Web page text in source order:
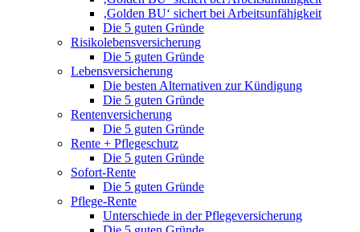
‚Golden BU‘ sichert bei Arbeitsunfähigkeit
Die 5 guten Gründe
Risikolebensversicherung
Die 5 guten Gründe
Lebensversicherung
Die besten Alternativen zur Kündigung
Die 5 guten Gründe
Rentenversicherung
Die 5 guten Gründe
Rente + Pflegeschutz
Die 5 guten Gründe
Sofort-Rente
Die 5 guten Gründe
Pflege-Rente
Unterschiede in der Pflegeversicherung